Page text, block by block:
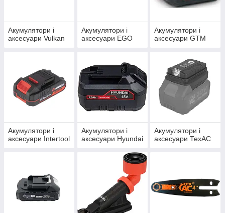
Акумулятори і
аксесуари Vulkan
Акумулятори і
аксесуари EGO
Акумулятори і
аксесуари GTM
Акумулятори і
аксесуари Intertool
Акумулятори і
аксесуари Hyundai
Акумулятори і
аксесуари ТехАС